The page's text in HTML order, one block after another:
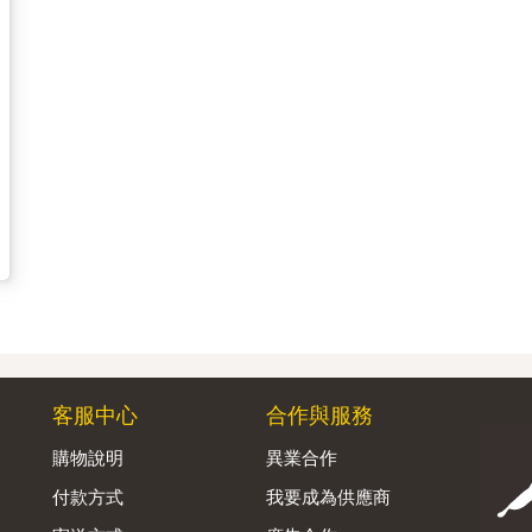
客服中心
購物說明
付款方式
合作與服務
異業合作
我要成為供應商